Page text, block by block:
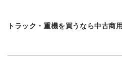
トラック・重機を買うなら中古商